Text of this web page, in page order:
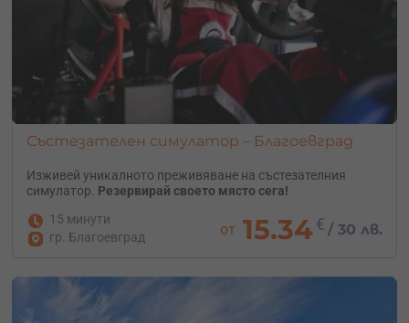
Състезателен симулатор – Благоевград
Изживей уникалното преживяване на състезателния
симулатор. Резервирай своето място сега!
15 минути
гр. Благоевград
от 15.34€ / 30 лв.